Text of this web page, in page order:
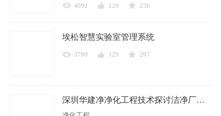
4092 129 230
埃松智慧实验室管理系统
3799 129 297
深圳华建净净化工程技术探讨洁净厂房选址、布局与建设核心技术规范